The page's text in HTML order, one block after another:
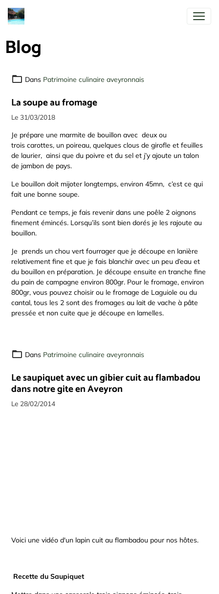
Blog
Dans Patrimoine culinaire aveyronnais
La soupe au fromage
Le 31/03/2018
Je prépare une marmite de bouillon avec deux ou
trois carottes, un poireau, quelques clous de girofle et feuilles
de laurier, ainsi que du poivre et du sel et j’y ajoute un talon
de jambon de pays.
Le bouillon doit mijoter longtemps, environ 45mn, c’est ce qui
fait une bonne soupe.
Pendant ce temps, je fais revenir dans une poêle 2 oignons
finement émincés. Lorsqu’ils sont bien dorés je les rajoute au
bouillon.
Je prends un chou vert fourrager que je découpe en lanière
relativement fine et que je fais blanchir avec un peu d’eau et
du bouillon en préparation. Je découpe ensuite en tranche fine
du pain de campagne environ 800gr. Pour le fromage, environ
800gr, vous pouvez choisir ou le fromage de Laguiole ou du
cantal, tous les 2 sont des fromages au lait de vache à pâte
pressée et non cuite que je découpe en lamelles.
Dans Patrimoine culinaire aveyronnais
Le saupiquet avec un gibier cuit au flambadou
dans notre gite en Aveyron
Le 28/02/2014
Voici une vidéo d'un lapin cuit au flambadou pour nos hôtes.
Recette du Saupiquet